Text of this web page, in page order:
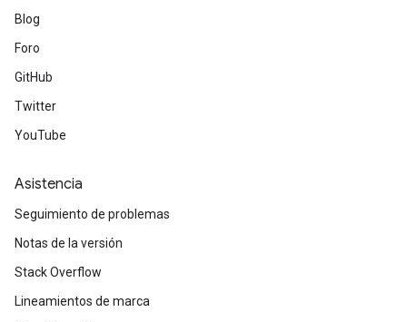
Blog
Foro
GitHub
Twitter
YouTube
Asistencia
Seguimiento de problemas
Notas de la versión
Stack Overflow
Lineamientos de marca